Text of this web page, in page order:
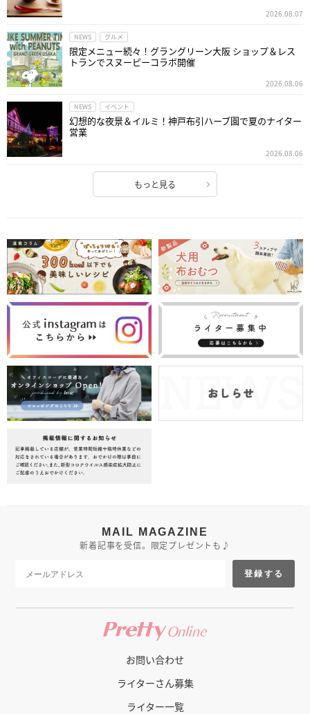
2026.08.07
NEWS グルメ
限定メニュー続々！グラングリーン大阪 ショップ＆レス
トランでスヌーピーコラボ開催
2026.08.06
NEWS イベント
幻想的な夜景＆イルミ！神戸布引ハーブ園で夏のナイター
営業
2026.08.06
もっと見る
MAIL MAGAZINE
新着記事を受信。限定プレゼントも♪
登録する
お問い合わせ
ライターさん募集
ライター一覧